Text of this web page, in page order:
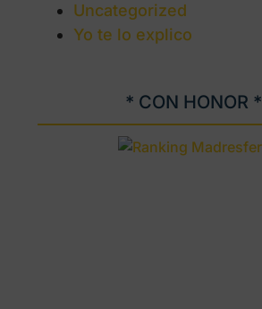
Uncategorized
Yo te lo explico
* CON HONOR *